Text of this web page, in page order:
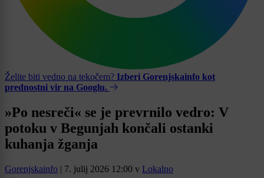
Želite biti vedno na tekočem? Izberi Gorenjskainfo kot
prednostni vir na Googlu.
»Po nesreči« se je prevrnilo vedro: V
potoku v Begunjah končali ostanki
kuhanja žganja
Gorenjskainfo | 7. julij 2026 12:00 v Lokalno